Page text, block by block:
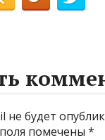
не будет
помечены*